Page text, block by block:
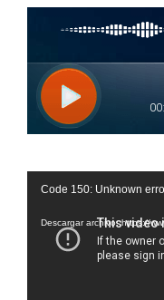
Reproductor
vídeo
Code 150: Unknown
Descargar archivo: https://